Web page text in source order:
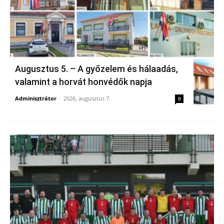
Augusztus 5. – A győzelem és hálaadás,
valamint a horvát honvédők napja
Adminisztrátor - 2026, augusztus 7. 0